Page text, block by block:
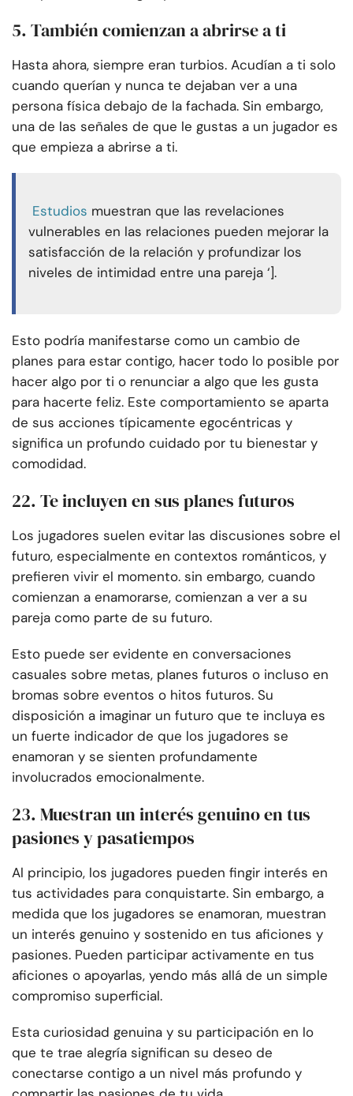
5. También comienzan a abrirse a ti
Hasta ahora, siempre eran turbios. Acudían a ti solo
cuando querían y nunca te dejaban ver a una
persona física debajo de la fachada. Sin embargo,
una de las señales de que le gustas a un jugador es
que empieza a abrirse a ti.
Estudios muestran que las revelaciones
vulnerables en las relaciones pueden mejorar la
satisfacción de la relación y profundizar los
niveles de intimidad entre una pareja ‘].
Esto podría manifestarse como un cambio de
planes para estar contigo, hacer todo lo posible por
hacer algo por ti o renunciar a algo que les gusta
para hacerte feliz. Este comportamiento se aparta
de sus acciones típicamente egocéntricas y
significa un profundo cuidado por tu bienestar y
comodidad.
22. Te incluyen en sus planes futuros
Los jugadores suelen evitar las discusiones sobre el
futuro, especialmente en contextos románticos, y
prefieren vivir el momento. sin embargo, cuando
comienzan a enamorarse, comienzan a ver a su
pareja como parte de su futuro.
Esto puede ser evidente en conversaciones
casuales sobre metas, planes futuros o incluso en
bromas sobre eventos o hitos futuros. Su
disposición a imaginar un futuro que te incluya es
un fuerte indicador de que los jugadores se
enamoran y se sienten profundamente
involucrados emocionalmente.
23. Muestran un interés genuino en tus
pasiones y pasatiempos
Al principio, los jugadores pueden fingir interés en
tus actividades para conquistarte. Sin embargo, a
medida que los jugadores se enamoran, muestran
un interés genuino y sostenido en tus aficiones y
pasiones. Pueden participar activamente en tus
aficiones o apoyarlas, yendo más allá de un simple
compromiso superficial.
Esta curiosidad genuina y su participación en lo
que te trae alegría significan su deseo de
conectarse contigo a un nivel más profundo y